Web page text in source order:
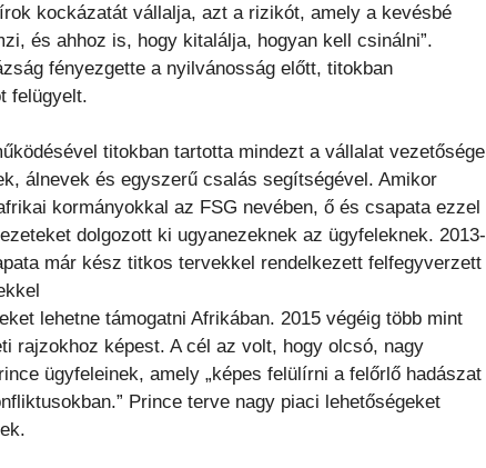
kockázatát vállalja, azt a rizikót, amely a kevésbé
és ahhoz is, hogy kitalálja, hogyan kell csinálni”.
fényezgette a nyilvánosság előtt, titokban
felügyelt.
titokban tartotta mindezt a vállalat vezetősége
álnevek és egyszerű csalás segítségével. Amikor
kormányokkal az FSG nevében, ő és csapata ezzel
dolgozott ki ugyanezeknek az ügyfeleknek. 2013-
már kész titkos tervekkel rendelkezett felfegyverzett
lehetne támogatni Afrikában. 2015 végéig több mint
rajzokhoz képest. A cél az volt, hogy olcsó, nagy
ügyfeleinek, amely „képes felülírni a felőrlő hadászat
Prince terve nagy piaci lehetőségeket